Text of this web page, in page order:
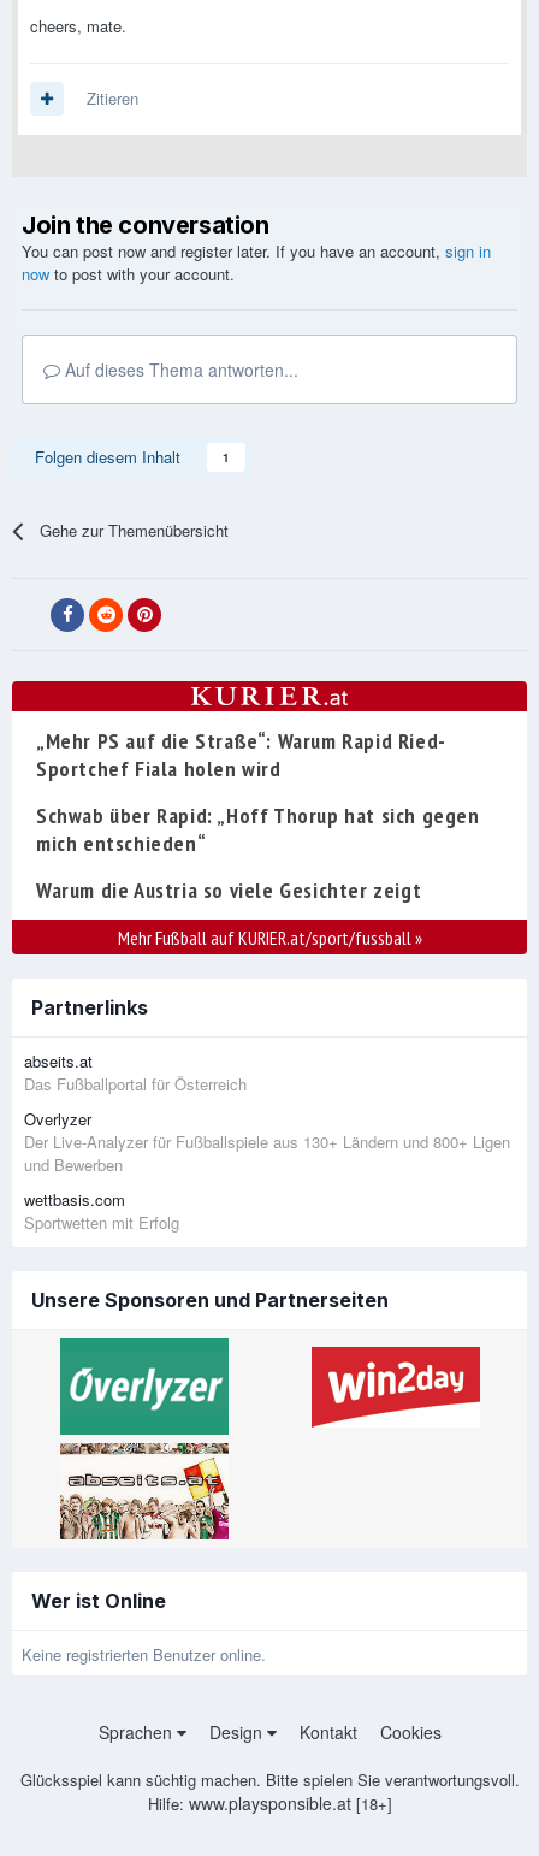
cheers, mate.
Zitieren
Join the conversation
You can post now and register later. If you have an account, sign in
now to post with your account.
Auf dieses Thema antworten...
Folgen diesem Inhalt 1
Gehe zur Themenübersicht
„Mehr PS auf die Straße“: Warum Rapid Ried-
Sportchef Fiala holen wird
Schwab über Rapid: „Hoff Thorup hat sich gegen
mich entschieden“
Warum die Austria so viele Gesichter zeigt
Mehr Fußball auf KURIER.at/sport/fussball»
Partnerlinks
abseits.at
Das Fußballportal für Österreich
Overlyzer
Der Live-Analyzer für Fußballspiele aus 130+ Ländern und 800+ Ligen
und Bewerben
wettbasis.com
Sportwetten mit Erfolg
Unsere Sponsoren und Partnerseiten
Wer ist Online
Keine registrierten Benutzer online.
Sprachen Design Kontakt Cookies
Glücksspiel kann süchtig machen. Bitte spielen Sie verantwortungsvoll.
Hilfe: www.playsponsible.at[18+]